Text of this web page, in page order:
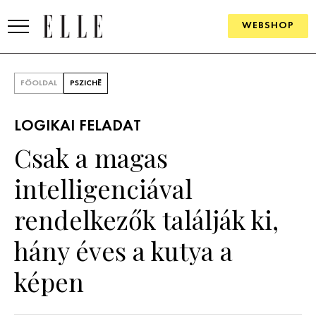
WEBSHOP
SZÉPSÉG
PSZICHÉ
ÉLETMÓD
FŐOLDAL PSZICHÉ
LOGIKAI FELADAT
Csak a magas
intelligenciával
rendelkezők találják ki,
hány éves a kutya a
képen